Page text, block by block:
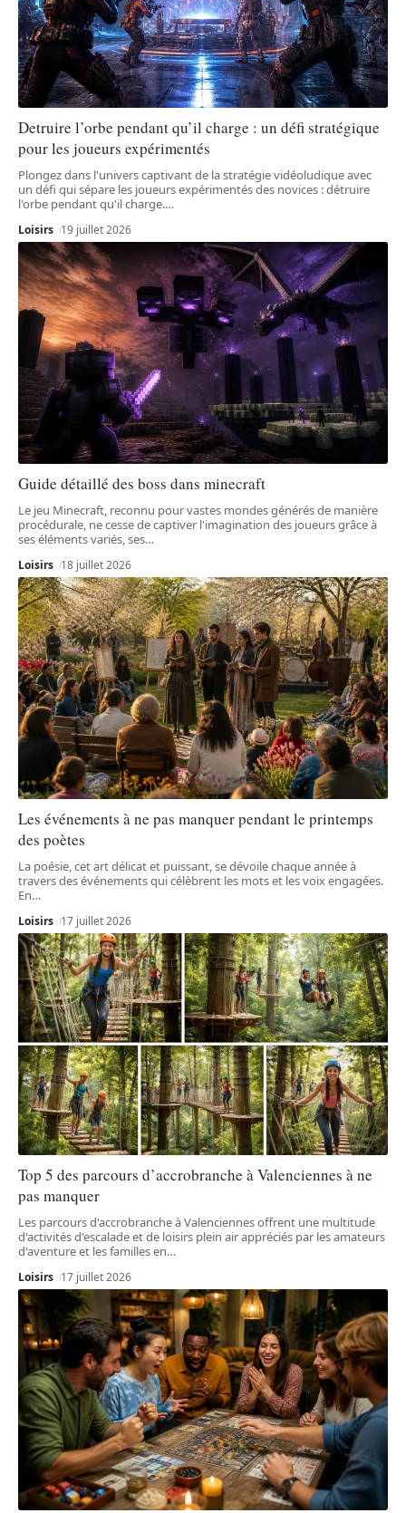
Detruire l’orbe pendant qu’il charge : un défi stratégique
pour les joueurs expérimentés
Plongez dans l'univers captivant de la stratégie vidéoludique avec
un défi qui sépare les joueurs expérimentés des novices : détruire
l'orbe pendant qu'il charge.…
Loisirs 19 juillet 2026
Guide détaillé des boss dans minecraft
Le jeu Minecraft, reconnu pour vastes mondes générés de manière
procédurale, ne cesse de captiver l'imagination des joueurs grâce à
ses éléments variés, ses…
Loisirs 18 juillet 2026
Les événements à ne pas manquer pendant le printemps
des poètes
La poésie, cet art délicat et puissant, se dévoile chaque année à
travers des événements qui célèbrent les mots et les voix engagées.
En…
Loisirs 17 juillet 2026
Top 5 des parcours d’accrobranche à Valenciennes à ne
pas manquer
Les parcours d'accrobranche à Valenciennes offrent une multitude
d'activités d'escalade et de loisirs plein air appréciés par les amateurs
d'aventure et les familles en…
Loisirs 17 juillet 2026